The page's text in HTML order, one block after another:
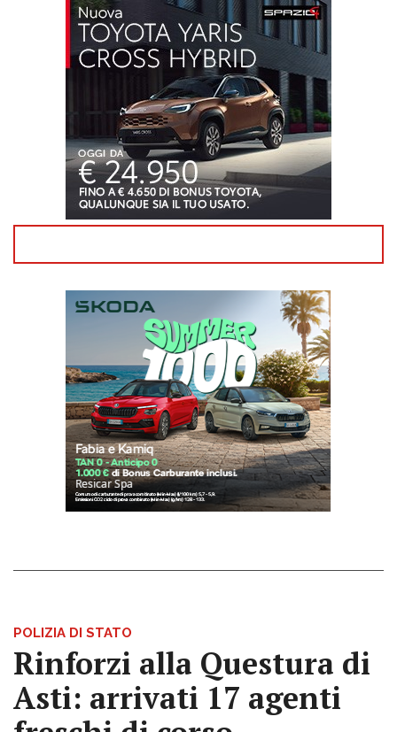
POLIZIA DI STATO
Rinforzi alla Questura di
Asti: arrivati 17 agenti